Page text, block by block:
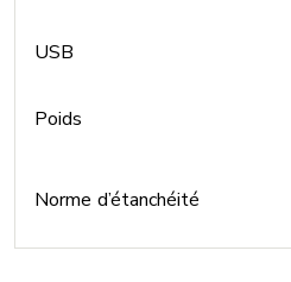
USB
Poids
Norme d’étanchéité